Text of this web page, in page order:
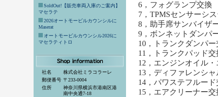
SoldOut!【販売車両入庫のご案内】
マセラテ
2026オートモービルカウンシルに
Maserat
オートモービルカウンシル2026に
マセラティトロ
社名
株式会社ミラコラーレ
郵便番号 〒233-0004
住所
神奈川県横浜市港南区港
南中央通7-18
6，フォグランプ交換
7，TPMSセンサーシ
8，助手席サンバイザ
9，ボンネットダンパ
10，トランクダンパー
11，トランクパッド交
12，エンジンオイル
13，ディファレンシ
14，パワステフルード
15，エアクリーナー交